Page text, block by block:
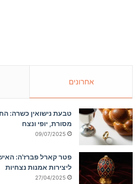
אחרונים
טבעת נישואין כשרה:
מסורת, יופי ונצח
09/07/2025
פטר קארל פברז'ה:
ליצירות אמנות נצחיות
27/04/2025